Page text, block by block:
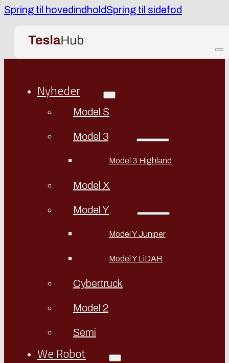
Spring til hovedindholdSpring til sidefod
Nyheder
Model S
Model 3
Model 3 Highland
Model X
Model Y
Model Y Juniper
Model Y LiDAR
Cybertruck
Model 2
Semi
We Robot